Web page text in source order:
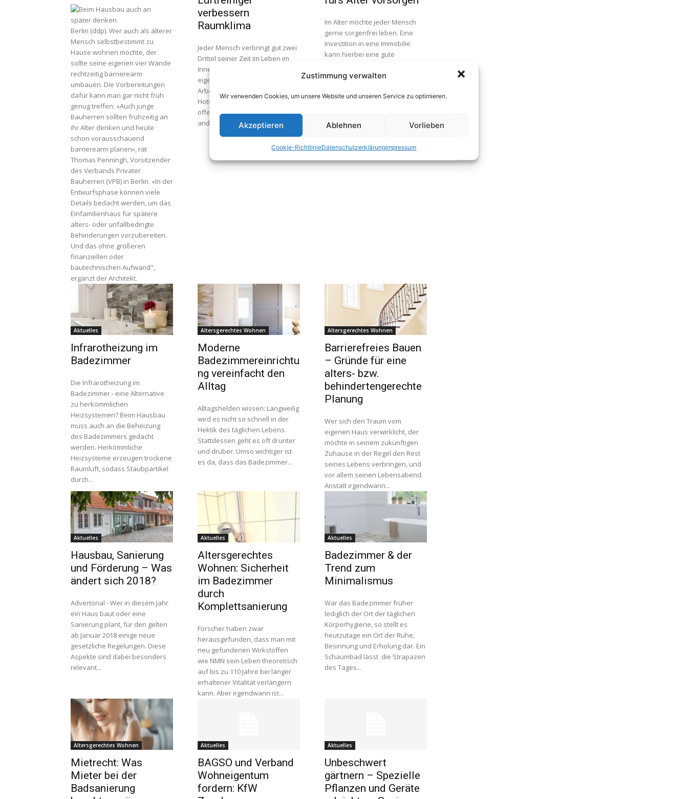
Zustimmung verwalten
Wir verwenden Cookies, um unsere Website und unseren Service zu optimieren.
Akzeptieren Ablehnen Vorlieben
Cookie-RichtlinieDatenschutzerklärungimpressum
Berlin (ddp). Wer auch als älterer
Mensch selbstbestimmt zu
Hause wohnen möchte, der
sollte seine eigenen vier Wände
rechtzeitig barrierearm
umbauen. Die Vorbereitungen
dafür kann man gar nicht früh
genug treffen: «Auch junge
Bauherren sollten frühzeitig an
ihr Alter denken und heute
schon vorausschauend
barrierearm planen», rät
Thomas Penningh, Vorsitzender
des Verbands Privater
Bauherren (VPB) in Berlin. «In der
Entwurfsphase können viele
Details bedacht werden, um das
Einfamilienhaus für spätere
alters- oder unfallbedingte
Behinderungen vorzubereiten.
Und das ohne größeren
finanziellen oder
bautechnischen Aufwand",
ergänzt der Architekt.
verbessern
Raumklima
Jeder Mensch verbringt gut zwei
Drittel seiner Zeit im Leben im
Inneren von Räumlichkeiten. Die
eigene Wohnung, die
Arbeitsstelle, Krankenhäuser,
Hotelzimmer, Supermarkt,
öffentliche Behörden und all die
anderen Räume...
Im Alter möchte jeder Mensch
gerne sorgenfrei leben. Eine
Investition in eine Immobilie
kann hierbei eine gute
niedrigen Zinsen für Sparer seit
weniger...
Aktuelles
Infrarotheizung im
Badezimmer
Die Infrarotheizung im
Badezimmer - eine Alternative
zu herkömmlichen
Heizsystemen? Beim Hausbau
muss auch an die Beheizung
des Badezimmers gedacht
werden. Herkömmliche
Heizsysteme erzeugen trockene
Raumluft, sodass Staubpartikel
durch...
Altersgerechtes Wohnen
Moderne
Badezimmereinrichtu
ng vereinfacht den
Alltag
Alltagshelden wissen: Langweilig
wird es nicht so schnell in der
Hektik des täglichen Lebens.
Stattdessen geht es oft drunter
und drüber. Umso wichtiger ist
es da, dass das Badezimmer...
Altersgerechtes Wohnen
Barrierefreies Bauen
– Gründe für eine
alters- bzw.
behindertengerechte
Planung
Wer sich den Traum vom
eigenen Haus verwirklicht, der
möchte in seinem zukünftigen
Zuhause in der Regel den Rest
seines Lebens verbringen, und
vor allem seinen Lebensabend.
Anstatt irgendwann...
Aktuelles
Hausbau, Sanierung
und Förderung – Was
ändert sich 2018?
Advertorial - Wer in diesem Jahr
ein Haus baut oder eine
Sanierung plant, für den gelten
ab Januar 2018 einige neue
gesetzliche Regelungen. Diese
Aspekte sind dabei besonders
relevant...
Aktuelles
Altersgerechtes
Wohnen: Sicherheit
im Badezimmer
durch
Komplettsanierung
Forscher haben zwar
herausgefunden, dass man mit
neu gefundenen Wirkstoffen
wie NMN sein Leben theoretisch
auf bis zu 110 Jahre bei länger
erhaltener Vitalität verlängern
kann. Aber irgendwann ist...
Aktuelles
Badezimmer & der
Trend zum
Minimalismus
War das Badezimmer früher
lediglich der Ort der täglichen
Körperhygiene, so stellt es
heutzutage ein Ort der Ruhe,
Besinnung und Erholung dar. Ein
Schaumbad lässt die Strapazen
des Tages...
Altersgerechtes Wohnen
Mietrecht: Was
Mieter bei der
Badsanierung
Aktuelles
BAGSO und Verband
Wohneigentum
fordern: KfW
Aktuelles
Unbeschwert
gärtnern – Spezielle
Pflanzen und Geräte